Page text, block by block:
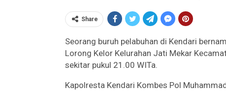
Share
Seorang buruh pelabuhan di Kendari
Lorong Kelor Kelurahan Jati Mekar
sekitar pukul 21.00 WITa.
Kapolresta Kendari Kombes Pol